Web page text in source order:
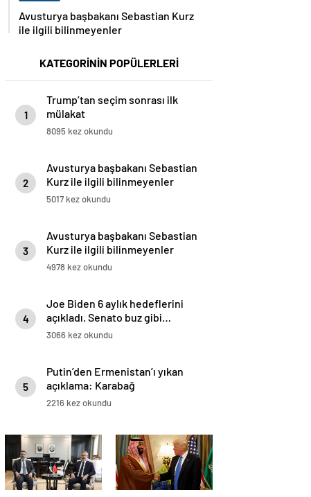
Avusturya başbakanı Sebastian Kurz
ile ilgili bilinmeyenler
KATEGORİNİN POPÜLERLERİ
1
Trump’tan seçim sonrası ilk
mülakat
8095 kez okundu
2
Avusturya başbakanı Sebastian
Kurz ile ilgili bilinmeyenler
5017 kez okundu
3
Avusturya başbakanı Sebastian
Kurz ile ilgili bilinmeyenler
4978 kez okundu
4
Joe Biden 6 aylık hedeflerini
açıkladı. Senato buz gibi…
3066 kez okundu
5
Putin’den Ermenistan’ı yıkan
açıklama: Karabağ
Azerbaycan’ın ayrılmaz bir
2216 kez okundu